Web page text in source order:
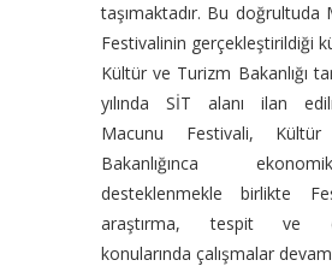
taşımaktadır. Bu doğrultuda
Festivalinin gerçekleştirildiği
Kültür ve Turizm Bakanlığı
yılında SİT alanı ilan
Macunu Festivali,
Bakanlığınca
desteklenmekle birlikte
araştırma, tespit ve
konularında çalışmalar